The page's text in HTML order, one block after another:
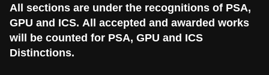
All sections are under the recognitions of PSA,
GPU and ICS. All accepted and awarded works
will be counted for PSA, GPU and ICS
Distinctions.